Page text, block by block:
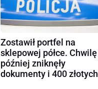
Zostawił portfel na
sklepowej półce. Chwilę
później zniknęły
dokumenty i 400 złotych